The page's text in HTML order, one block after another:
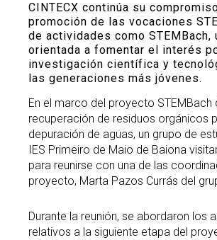
CINTECX continúa su
promoción de las vocaciones
de actividades como STEMBach,
orientada a fomentar el interés
investigación científica y
las generaciones más jóvenes.
En el marco del proyecto STEMBach
recuperación de residuos orgánicos
depuración de aguas, un grupo de
IES Primeiro de Maio de Baiona
para reunirse con una de las
proyecto, Marta Pazos Currás del
Durante la reunión, se abordaron los
relativos a la siguiente etapa del